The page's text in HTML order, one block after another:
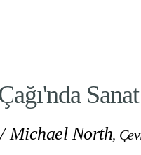
/Michael North,